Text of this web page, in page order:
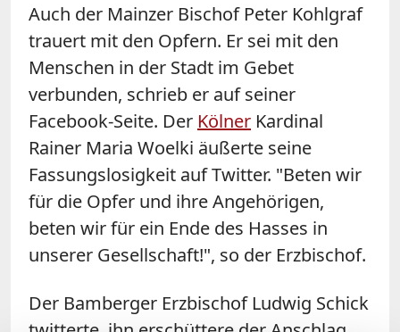
Auch der Mainzer Bischof Peter Kohlgraf
trauert mit den Opfern. Er sei mit den
Menschen in der Stadt im Gebet
verbunden, schrieb er auf seiner
Facebook-Seite. Der Kölner Kardinal
Rainer Maria Woelki äußerte seine
Fassungslosigkeit auf Twitter. "Beten wir
für die Opfer und ihre Angehörigen,
beten wir für ein Ende des Hasses in
unserer Gesellschaft!", so der Erzbischof.
Der Bamberger Erzbischof Ludwig Schick